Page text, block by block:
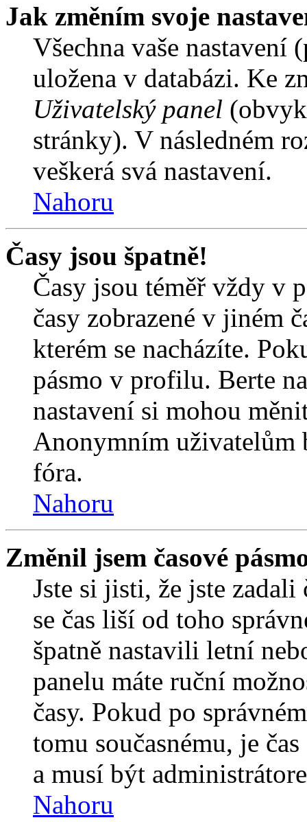
Jak změním svoje
Všechna vaše
uložena v databázi. Ke
Uživatelský panel
stránky). V následném
veškerá svá nastavení.
Nahoru
Časy jsou špatně!
Časy jsou téměř vždy v
časy zobrazené v jiném
kterém se nacházíte.
pásmo v profilu. Berte
nastavení si mohou
Anonymním uživatelům
fóra.
Nahoru
Změnil jsem časové
Jste si jisti, že jste zadali
se čas liší od toho
špatně nastavili letní
panelu máte ruční
časy. Pokud po
tomu současnému, je
a musí být
Nahoru